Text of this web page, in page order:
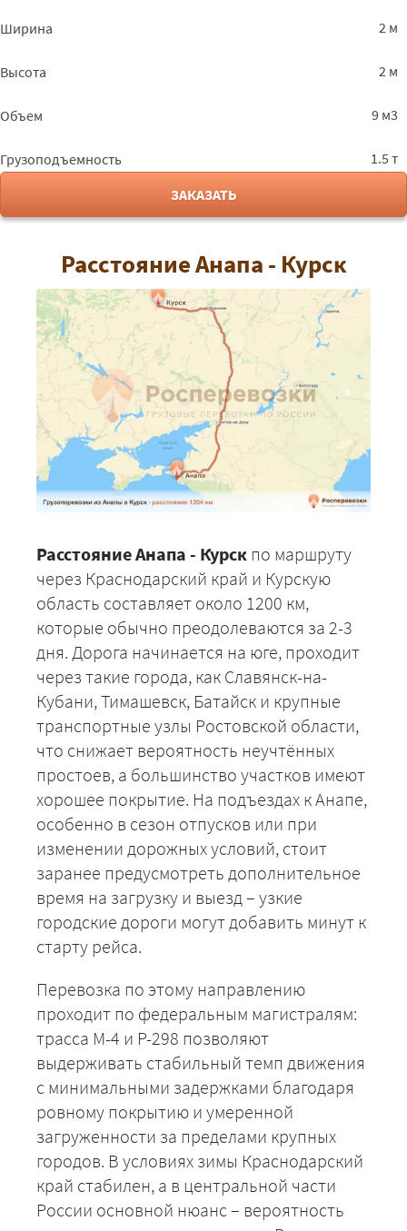
Ширина 2 м
Высота 2 м
Объем 9 м3
Грузоподъемность
1.5 т
ЗАКАЗАТЬ
Расстояние Анапа - Курск
Расстояние Анапа - Курск по маршруту
через Краснодарский край и Курскую
область составляет около 1200 км,
которые обычно преодолеваются за 2-3
дня. Дорога начинается на юге, проходит
через такие города, как Славянск-на-
Кубани, Тимашевск, Батайск и крупные
транспортные узлы Ростовской области,
что снижает вероятность неучтённых
простоев, а большинство участков имеют
хорошее покрытие. На подъездах к Анапе,
особенно в сезон отпусков или при
изменении дорожных условий, стоит
заранее предусмотреть дополнительное
время на загрузку и выезд – узкие
городские дороги могут добавить минут к
старту рейса.
Перевозка по этому направлению
проходит по федеральным магистралям:
трасса М-4 и Р-298 позволяют
выдерживать стабильный темп движения
с минимальными задержками благодаря
ровному покрытию и умеренной
загруженности за пределами крупных
городов. В условиях зимы Краснодарский
край стабилен, а в центральной части
России основной нюанс – вероятность